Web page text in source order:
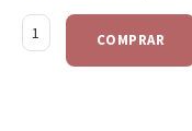
COMPRAR